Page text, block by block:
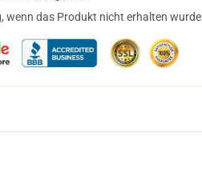
wenn das Produkt nicht erhalten wurde